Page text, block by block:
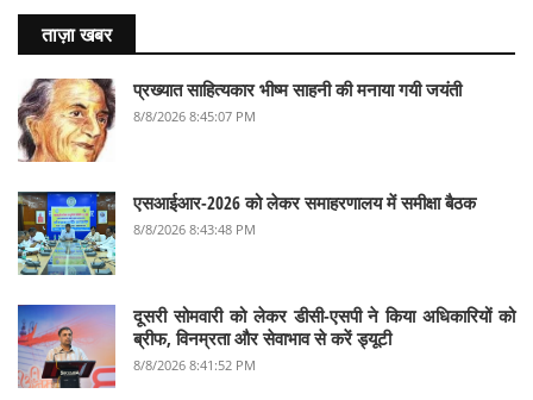
ताज़ा खबर
प्रख्यात साहित्यकार भीष्म साहनी की मनाया गयी जयंती
8/8/2026 8:45:07 PM
एसआईआर-2026 को लेकर समाहरणालय में समीक्षा बैठक
8/8/2026 8:43:48 PM
दूसरी सोमवारी को लेकर डीसी-एसपी ने किया अधिकारियों को
ब्रीफ, विनम्रता और सेवाभाव से करें ड्यूटी
8/8/2026 8:41:52 PM